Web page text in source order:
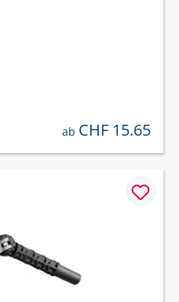
regulärer preis:
ab CHF 15.65